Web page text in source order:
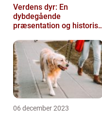
Verdens dyr: En
dybdegående
præsentation og historisk
06 december 2023